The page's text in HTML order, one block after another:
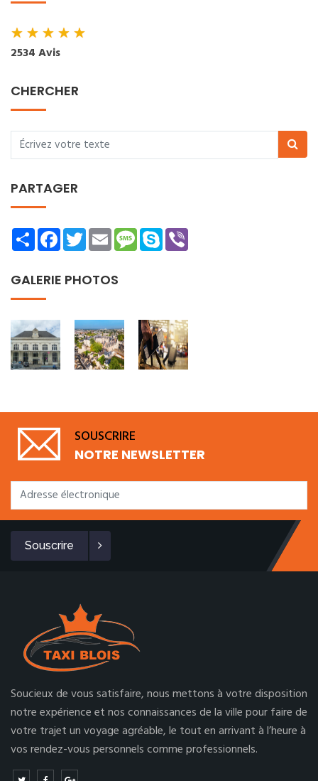
★★★★★
2534 Avis
CHERCHER
PARTAGER
ShareFacebookTwitterEmailMessage
Skype
GALERIE PHOTOS
SOUSCRIRE
NOTRE NEWSLETTER
Souscrire
Soucieux de vous satisfaire, nous mettons à votre disposition
notre expérience et nos connaissances de la ville pour faire de
votre trajet un voyage agréable, le tout en arrivant à l’heure à
vos rendez-vous personnels comme professionnels.